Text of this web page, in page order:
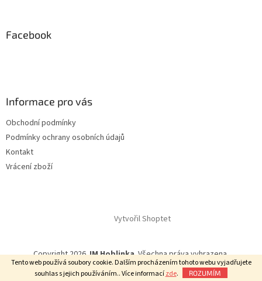
Tento web používá soubory cookie. Dalším procházením tohoto webu vyjadřujete
souhlas s jejich používáním.. Více informacízde. ROZUMÍM
Facebook
Informace pro vás
Obchodní podmínky
Podmínky ochrany osobních údajů
Kontakt
Vrácení zboží
Vytvořil Shoptet
Copyright 2026JM Hoblinka. Všechna práva vyhrazena.